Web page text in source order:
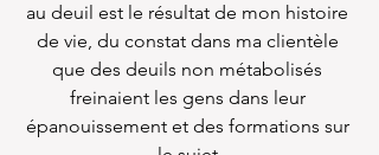
au deuil est le résultat de mon histoire
de vie, du constat dans ma clientèle
que des deuils non métabolisés
freinaient les gens dans leur
épanouissement et des formations sur